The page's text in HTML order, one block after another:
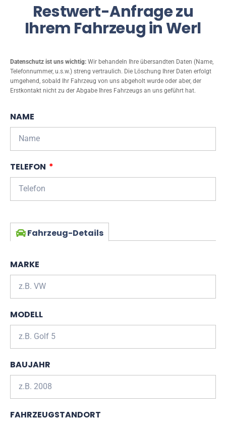
Restwert-Anfrage zu
Ihrem Fahrzeug in Werl
Datenschutz ist uns wichtig: Wir behandeln Ihre übersandten Daten (Name,
Telefonnummer, u.s.w.) streng vertraulich. Die Löschung Ihrer Daten erfolgt
umgehend, sobald Ihr Fahrzeug von uns abgeholt wurde oder aber, der
Erstkontakt nicht zu der Abgabe Ihres Fahrzeugs an uns geführt hat.
NAME
TELEFON
Fahrzeug-Details
MARKE
MODELL
BAUJAHR
FAHRZEUGSTANDORT